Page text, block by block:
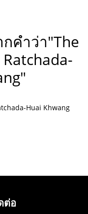
คำว่า"The
Huai Khwang
ต่อ